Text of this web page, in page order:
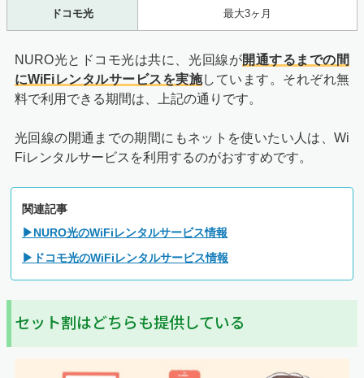
ドコモ光 最大3ヶ月
NURO光とドコモ光は共に、光回線が開通するまでの間
にWiFiレンタルサービスを実施しています。それぞれ無
料で利用できる期間は、上記の通りです。
光回線の開通までの期間にもネットを使いたい人は、Wi
Fiレンタルサービスを利用するのがおすすめです。
関連記事
▶NURO光のWiFiレンタルサービス情報
▶ドコモ光のWiFiレンタルサービス情報
セット割はどちらも提供している